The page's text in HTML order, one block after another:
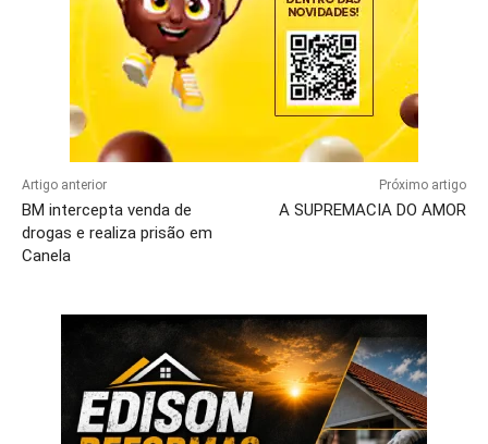
Artigo anterior
BM intercepta venda de
drogas e realiza prisão em
Canela
Próximo artigo
A SUPREMACIA DO AMOR